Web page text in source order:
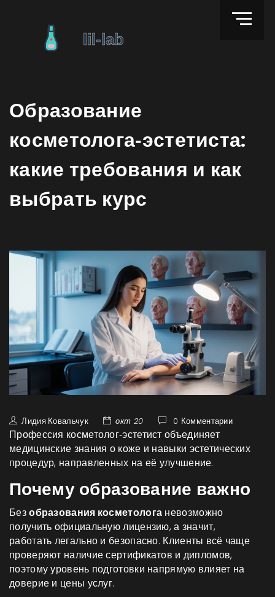
Образование
косметолога‑эстетиста:
какие требования и как
выбрать курс
Лидия Ковальчук окт 20 0 Комментарии
Профессия косметолог‑эстетист объединяет
медицинские знания о коже и навыки эстетических
процедур, направленных на её улучшение.
Почему образование важно
Безобразования косметолога невозможно
получить официальную лицензию, а значит,
работать легально и безопасно. Клиенты всё чаще
проверяют наличие сертификатов и дипломов,
поэтому уровень подготовки напрямую влияет на
доверие и цены услуг.